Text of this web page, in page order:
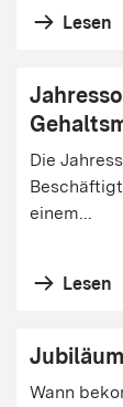
Lesen
Die
einem...
Lesen
Wann